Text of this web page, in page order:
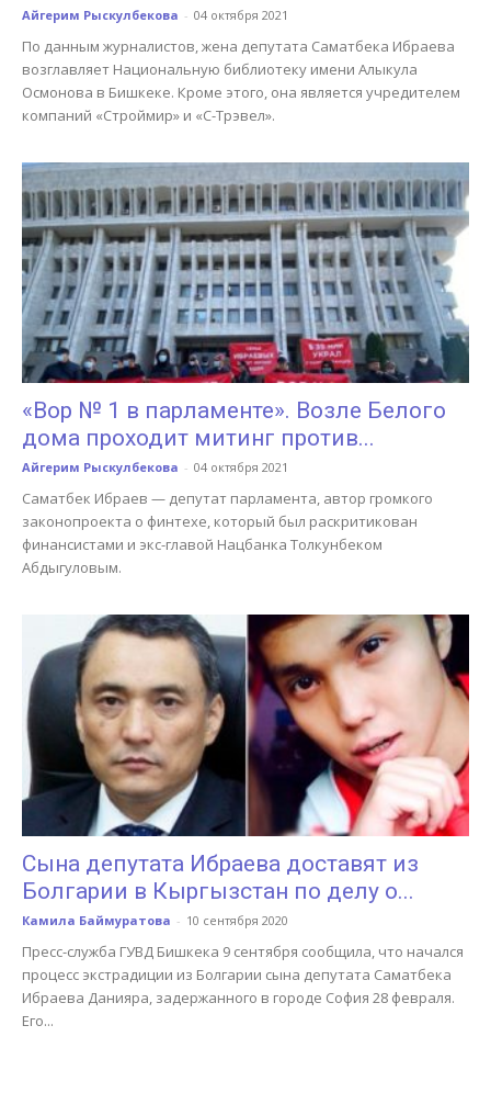
Айгерим Рыскулбекова - 04 октября 2021
По данным журналистов, жена депутата Саматбека Ибраева
возглавляет Национальную библиотеку имени Алыкула
Осмонова в Бишкеке. Кроме этого, она является учредителем
компаний «Строймир» и «С-Трэвел».
«Вор № 1 в парламенте». Возле Белого
дома проходит митинг против...
Айгерим Рыскулбекова - 04 октября 2021
Саматбек Ибраев — депутат парламента, автор громкого
законопроекта о финтехе, который был раскритикован
финансистами и экс-главой Нацбанка Толкунбеком
Абдыгуловым.
Сына депутата Ибраева доставят из
Болгарии в Кыргызстан по делу о...
Камила Баймуратова - 10 сентября 2020
Пресс-служба ГУВД Бишкека 9 сентября сообщила, что начался
процесс экстрадиции из Болгарии сына депутата Саматбека
Ибраева Данияра, задержанного в городе София 28 февраля.
Его...